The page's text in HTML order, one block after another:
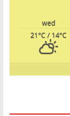
wed
21°C / 14°C